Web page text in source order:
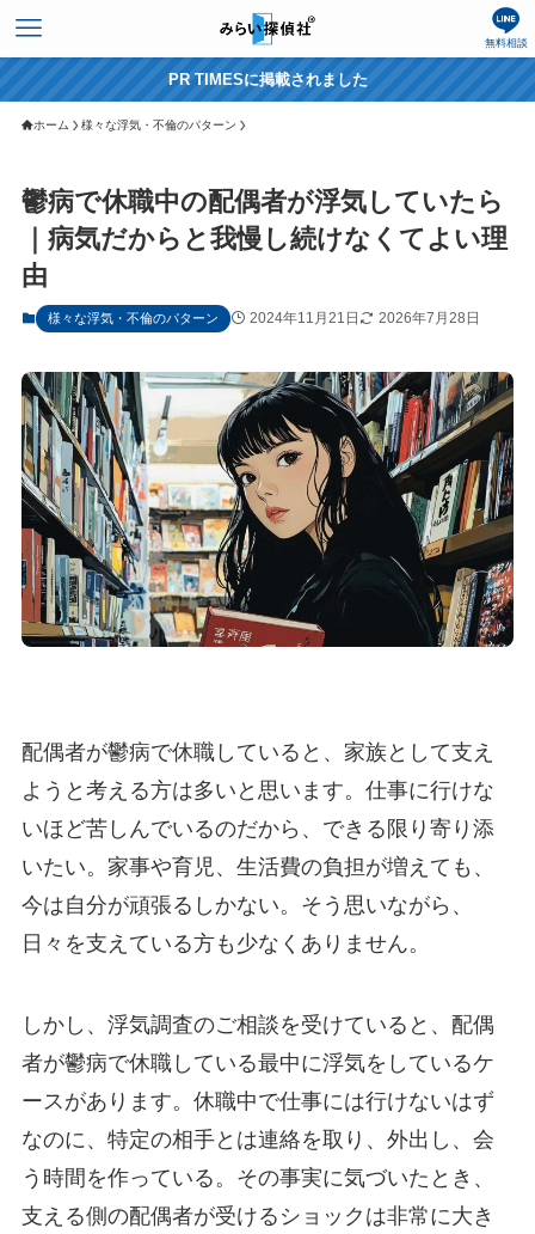
無料相談
PR TIMESに掲載されました
ホーム 様々な浮気・不倫のパターン
鬱病で休職中の配偶者が浮気していたら
｜病気だからと我慢し続けなくてよい理
由
様々な浮気・不倫のパターン 2024年11月21日 2026年7月28日
配偶者が鬱病で休職していると、家族として支え
ようと考える方は多いと思います。仕事に行けな
いほど苦しんでいるのだから、できる限り寄り添
いたい。家事や育児、生活費の負担が増えても、
今は自分が頑張るしかない。そう思いながら、
日々を支えている方も少なくありません。
しかし、浮気調査のご相談を受けていると、配偶
者が鬱病で休職している最中に浮気をしているケ
ースがあります。休職中で仕事には行けないはず
なのに、特定の相手とは連絡を取り、外出し、会
う時間を作っている。その事実に気づいたとき、
支える側の配偶者が受けるショックは非常に大き